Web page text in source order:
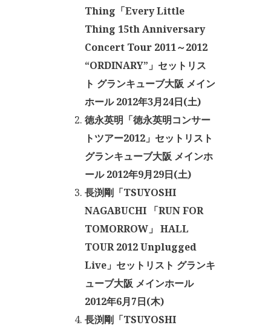
Thing「Every Little
Thing 15th Anniversary
Concert Tour 2011～2012
“ORDINARY”」セットリス
ト グランキューブ大阪 メイン
ホール 2012年3月24日(土)
徳永英明「徳永英明コンサー
トツアー2012」セットリスト
グランキューブ大阪 メインホ
ール 2012年9月29日(土)
長渕剛「TSUYOSHI
NAGABUCHI 「RUN FOR
TOMORROW」 HALL
TOUR 2012 Unplugged
Live」セットリスト グランキ
ューブ大阪 メインホール
2012年6月7日(木)
長渕剛「TSUYOSHI